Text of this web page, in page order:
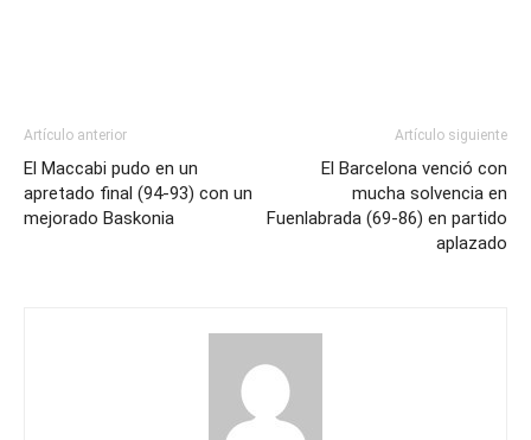
Artículo anterior
El Maccabi pudo en un
apretado final (94-93) con un
mejorado Baskonia
Artículo siguiente
El Barcelona venció con
mucha solvencia en
Fuenlabrada (69-86) en partido
aplazado